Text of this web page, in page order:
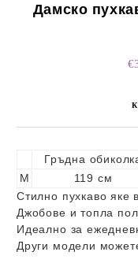
Дамско
Гръдна
M
119 см
Стилно пухкаво яке
Джобове и топла
Идеално за
Други модели